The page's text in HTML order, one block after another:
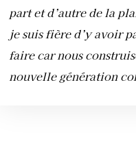
part et d’autre de la
je suis fière d’y avoir
faire car nous
nouvelle génération